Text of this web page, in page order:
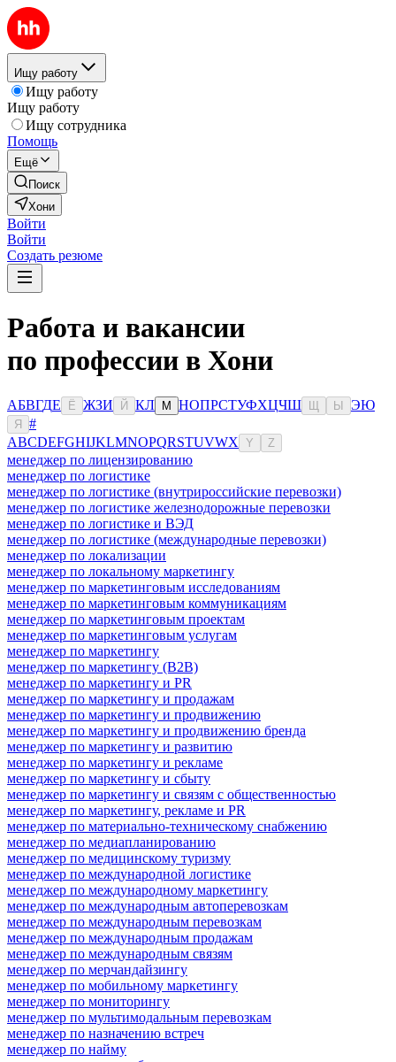
Ищу работу
Ищу работу
Ищу работу
Ищу сотрудника
Помощь
Ещё
Поиск
Хони
Войти
Войти
Создать резюме
Работа и вакансии
по профессии в Хони
АБВГДЕ Ё ЖЗИ Й КЛ М НОПРСТУФХЦЧШ Ы ЭЮ
Я
#
ABCDEFGHIJKLMNOPQRSTUVWX Y Z
менеджер по лицензированию
менеджер по логистике
менеджер по логистике (внутрироссийские перевозки)
менеджер по логистике железнодорожные перевозки
менеджер по логистике и ВЭД
менеджер по логистике (международные перевозки)
менеджер по локализации
менеджер по локальному маркетингу
менеджер по маркетинговым исследованиям
менеджер по маркетинговым коммуникациям
менеджер по маркетинговым проектам
менеджер по маркетинговым услугам
менеджер по маркетингу
менеджер по маркетингу (B2B)
менеджер по маркетингу и PR
менеджер по маркетингу и продажам
менеджер по маркетингу и продвижению
менеджер по маркетингу и продвижению бренда
менеджер по маркетингу и развитию
менеджер по маркетингу и рекламе
менеджер по маркетингу и сбыту
менеджер по маркетингу и связям с общественностью
менеджер по маркетингу, рекламе и PR
менеджер по материально-техническому снабжению
менеджер по медиапланированию
менеджер по медицинскому туризму
менеджер по международной логистике
менеджер по международному маркетингу
менеджер по международным автоперевозкам
менеджер по международным перевозкам
менеджер по международным продажам
менеджер по международным связям
менеджер по мерчандайзингу
менеджер по мобильному маркетингу
менеджер по мониторингу
менеджер по мультимодальным перевозкам
менеджер по назначению встреч
менеджер по найму